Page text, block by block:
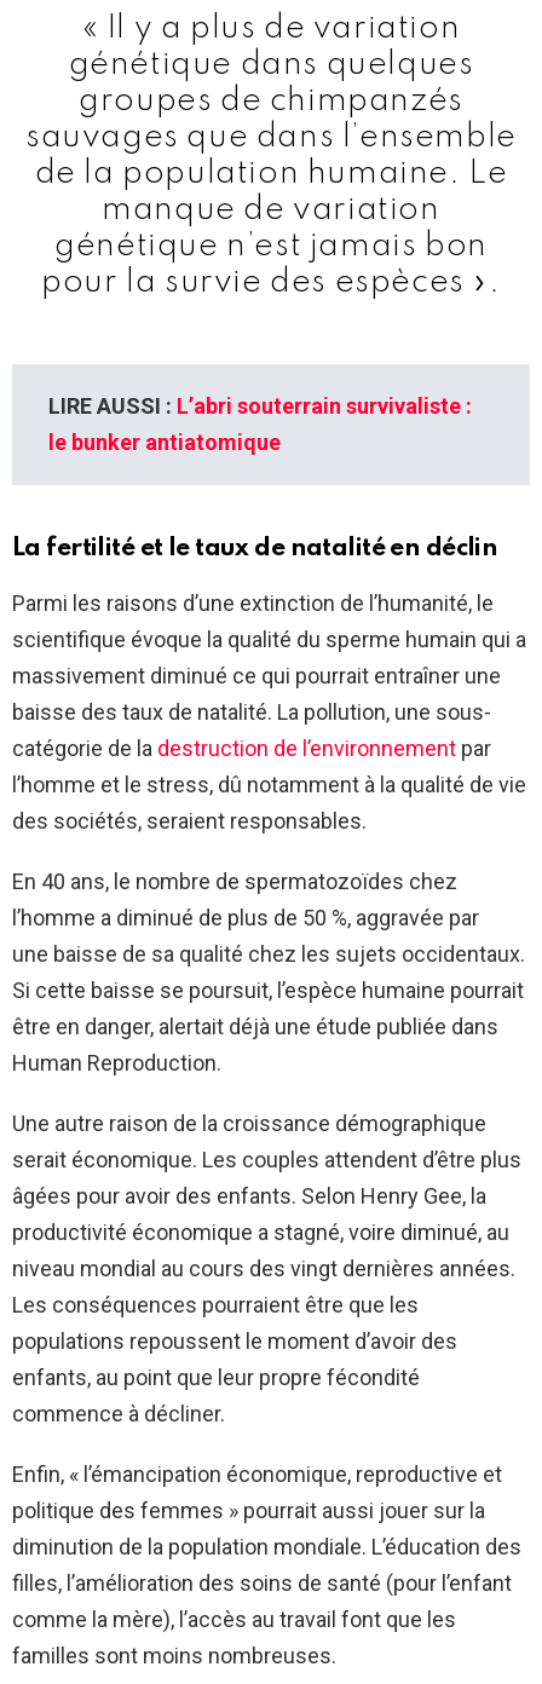
« Il y a plus de variation
génétique dans quelques
groupes de chimpanzés
sauvages que dans l’ensemble
de la population humaine. Le
manque de variation
génétique n’est jamais bon
pour la survie des espèces ».
LIRE AUSSI : L’abri souterrain survivaliste :
le bunker antiatomique
La fertilité et le taux de natalité en déclin
Parmi les raisons d’une extinction de l’humanité, le
scientifique évoque la qualité du sperme humain qui a
massivement diminué ce qui pourrait entraîner une
baisse des taux de natalité. La pollution, une sous-
catégorie de la destruction de l’environnement par
l’homme et le stress, dû notamment à la qualité de vie
des sociétés, seraient responsables.
En 40 ans, le nombre de spermatozoïdes chez
l’homme a diminué de plus de 50 %, aggravée par
une baisse de sa qualité chez les sujets occidentaux.
Si cette baisse se poursuit, l’espèce humaine pourrait
être en danger, alertait déjà une étude publiée dans
Human Reproduction.
Une autre raison de la croissance démographique
serait économique. Les couples attendent d’être plus
âgées pour avoir des enfants. Selon Henry Gee, la
productivité économique a stagné, voire diminué, au
niveau mondial au cours des vingt dernières années.
Les conséquences pourraient être que les
populations repoussent le moment d’avoir des
enfants, au point que leur propre fécondité
commence à décliner.
Enfin, « l’émancipation économique, reproductive et
politique des femmes » pourrait aussi jouer sur la
diminution de la population mondiale. L’éducation des
filles, l’amélioration des soins de santé (pour l’enfant
comme la mère), l’accès au travail font que les
familles sont moins nombreuses.